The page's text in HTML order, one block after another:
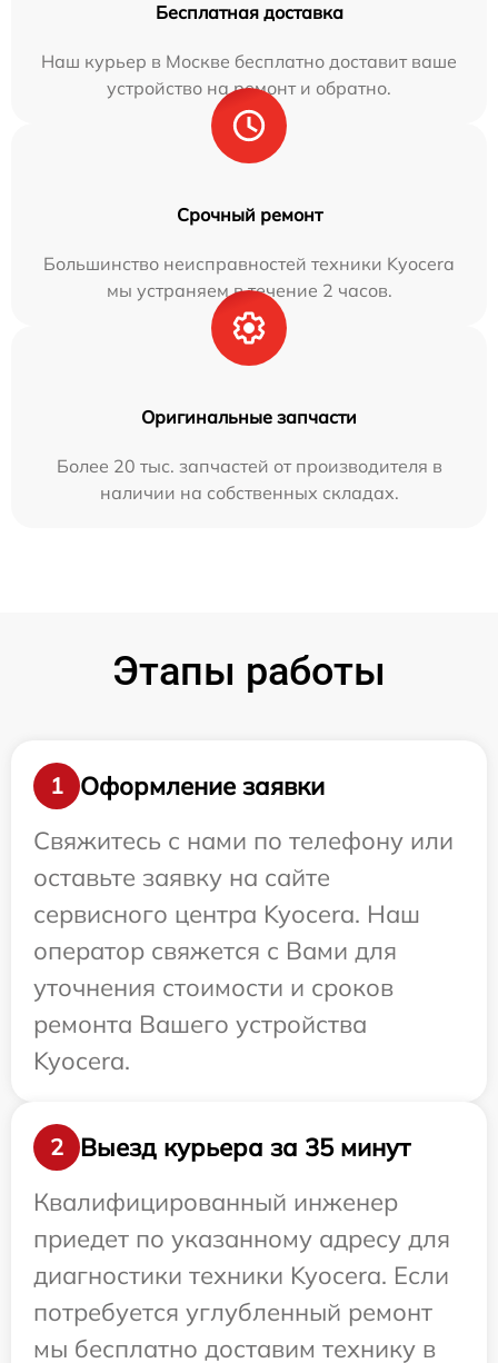
Бесплатная доставка
Наш курьер в Москве бесплатно доставит ваше
устройство на ремонт и обратно.
Срочный ремонт
Большинство неисправностей техники Kyocera
мы устраняем в течение 2 часов.
Оригинальные запчасти
Более 20 тыс. запчастей от производителя в
наличии на собственных складах.
Этапы работы
1
Оформление заявки
Свяжитесь с нами по телефону или
оставьте заявку на сайте
сервисного центра Kyocera. Наш
оператор свяжется с Вами для
уточнения стоимости и сроков
ремонта Вашего устройства
Kyocera.
2
Выезд курьера за 35 минут
Квалифицированный инженер
приедет по указанному адресу для
диагностики техники Kyocera. Если
потребуется углубленный ремонт
мы бесплатно доставим технику в